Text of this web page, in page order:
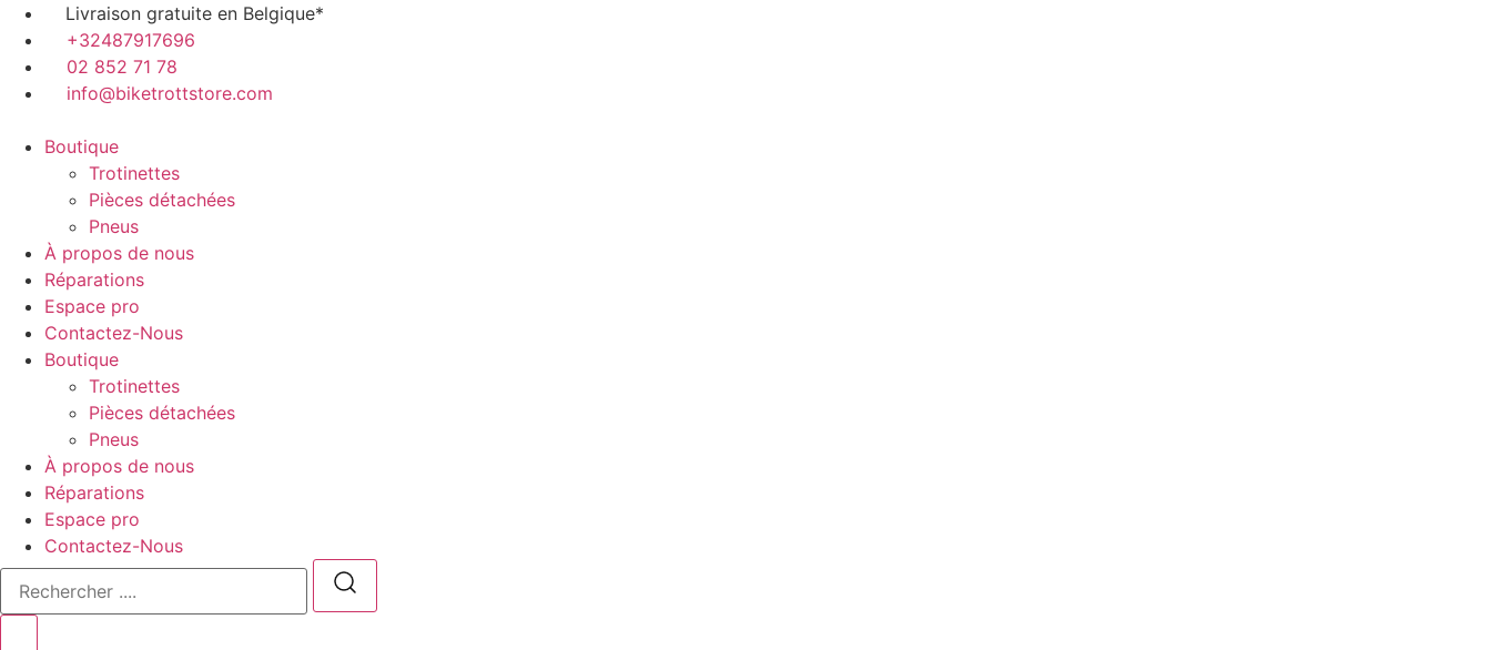
Aller
contenu
Livraison gratuite en Belgique*
+32487917696
02 852 71 78
info@biketrottstore.com
Boutique
Trotinettes
Pièces détachées
Pneus
À propos de nous
Réparations
Espace pro
Contactez-Nous
Boutique
Trotinettes
Pièces détachées
Pneus
À propos de nous
Réparations
Espace pro
Contactez-Nous
Rechercher